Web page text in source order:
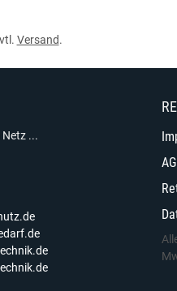
Versand.
Netz ...